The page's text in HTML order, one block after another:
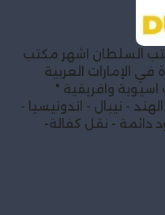
مكتب السلطان اشهر مكتب
الإمارات العربية
اسيوية وافريقية "
- نيبال - اندونيسيا -
دائمة - نقل كفالة-